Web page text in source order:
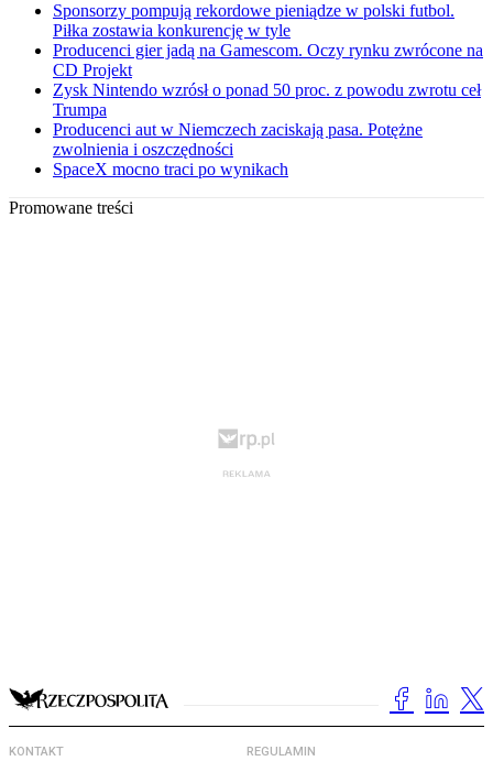
Sponsorzy pompują rekordowe pieniądze w polski futbol.
Piłka zostawia konkurencję w tyle
Producenci gier jadą na Gamescom. Oczy rynku zwrócone na
CD Projekt
Zysk Nintendo wzrósł o ponad 50 proc. z powodu zwrotu ceł
Trumpa
Producenci aut w Niemczech zaciskają pasa. Potężne
zwolnienia i oszczędności
SpaceX mocno traci po wynikach
Promowane treści
KONTAKT REGULAMIN